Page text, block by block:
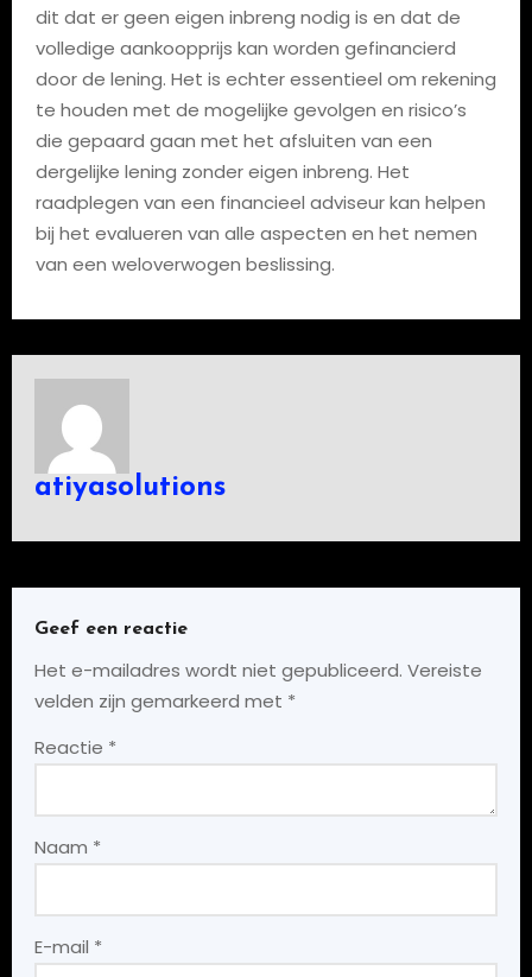
dit dat er geen eigen inbreng nodig is en dat de
volledige aankoopprijs kan worden gefinancierd
door de lening. Het is echter essentieel om rekening
te houden met de mogelijke gevolgen en risico’s
die gepaard gaan met het afsluiten van een
dergelijke lening zonder eigen inbreng. Het
raadplegen van een financieel adviseur kan helpen
bij het evalueren van alle aspecten en het nemen
van een weloverwogen beslissing.
atiyasolutions
Geef een reactie
Het e-mailadres wordt niet gepubliceerd. Vereiste
velden zijn gemarkeerd met *
Reactie *
Naam *
E-mail *